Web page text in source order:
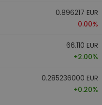
0.896217 EUR
0.00%
66.110 EUR
+2.00%
0.285236000 EUR
+0.20%